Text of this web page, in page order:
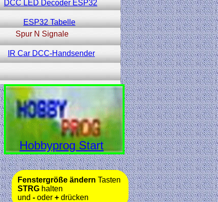
DCC LED Decoder ESP32
ESP32 Tabelle
Spur N Signale
IR Car DCC-Handsender
Hobbyprog Start
Fenstergröße ändern Tasten
STRG halten
und - oder + drücken